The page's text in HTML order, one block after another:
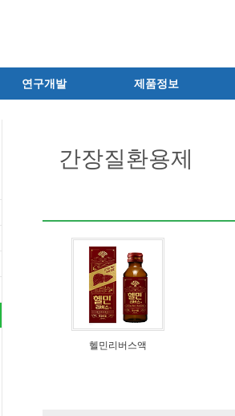
연구개발
조직 및 업무
기술혁신 네트워크
제품정보
전문의약품
의약외품
건강기능식품
식품ㆍ음료
공산품ㆍ기타
간장질환용제
헬민리버스액